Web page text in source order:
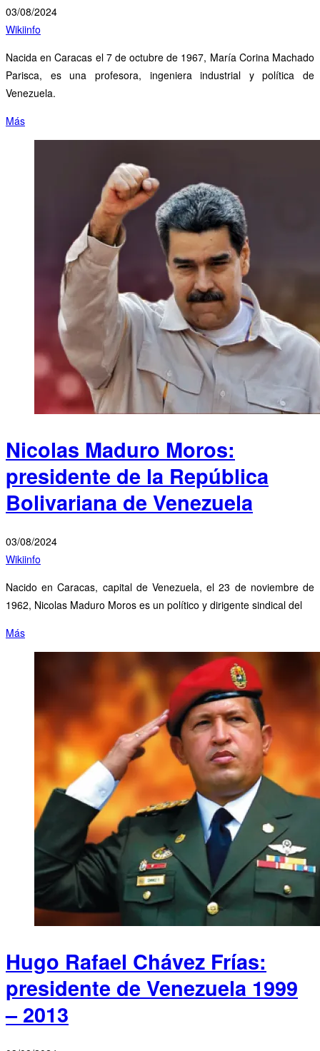
03/08/2024
Wikiinfo
Nacida en Caracas el 7 de octubre de 1967, María Corina Machado
Parisca, es una profesora, ingeniera industrial y política de
Venezuela.
Más
Nicolas Maduro Moros:
presidente de la República
Bolivariana de Venezuela
03/08/2024
Wikiinfo
Nacido en Caracas, capital de Venezuela, el 23 de noviembre de
1962, Nicolas Maduro Moros es un político y dirigente sindical del
Más
Hugo Rafael Chávez Frías:
presidente de Venezuela 1999
– 2013